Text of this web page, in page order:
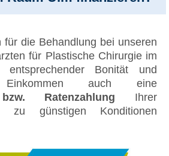
für die Behandlung bei unseren
für Plastische Chirurgie im
Bonität und
Einkommen auch eine
Ratenzahlung Ihrer
zu günstigen Konditionen